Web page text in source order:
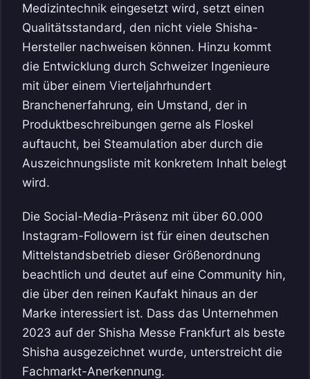
Medizintechnik eingesetzt wird, setzt einen
Qualitätsstandard, den nicht viele Shisha-
Hersteller nachweisen können. Hinzu kommt
die Entwicklung durch Schweizer Ingenieure
mit über einem Vierteljahrhundert
Branchenerfahrung, ein Umstand, der in
Produktbeschreibungen gerne als Floskel
auftaucht, bei Steamulation aber durch die
Auszeichnungsliste mit konkretem Inhalt belegt
wird.
Die Social-Media-Präsenz mit über 60.000
Instagram-Followern ist für einen deutschen
Mittelstandsbetrieb dieser Größenordnung
beachtlich und deutet auf eine Community hin,
die über den reinen Kaufakt hinaus an der
Marke interessiert ist. Dass das Unternehmen
2023 auf der Shisha Messe Frankfurt als beste
Shisha ausgezeichnet wurde, unterstreicht die
Fachmarkt-Anerkennung.